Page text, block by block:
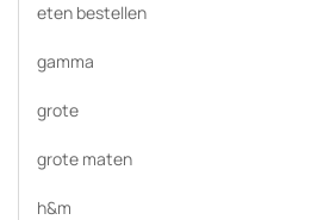
eten bestellen
gamma
grote
grote maten
h&m